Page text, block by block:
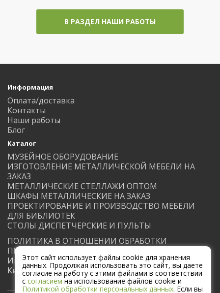
В РАЗДЕЛ НАШИ РАБОТЫ
Информация
Оплата/доставка
Контакты
Наши работы
Блог
Каталог
МУЗЕЙНОЕ ОБОРУДОВАНИЕ
ИЗГОТОВЛЕНИЕ МЕТАЛЛИЧЕСКОЙ МЕБЕЛИ НА
ЗАКАЗ
МЕТАЛЛИЧЕСКИЕ СТЕЛЛАЖИ ОПТОМ
ШКАФЫ МЕТАЛЛИЧЕСКИЕ НА ЗАКАЗ
ПРОЕКТИРОВАНИЕ И ПРОИЗВОДСТВО МЕБЕЛИ
ДЛЯ БИБЛИОТЕК
СТОЛЫ ДИСПЕТЧЕРСКИЕ И ПУЛЬТЫ
ПОЛИТИКА В ОТНОШЕНИИ ОБРАБОТКИ
ПЕРСОНАЛЬНЫХ ДАННЫХ
Индивидуальный предприниматель Вальконин
Кирилл Михайлович
Этот сайт использует файлы cookie для хранения
данных. Продолжая использовать это сайт, вы даете
согласие на работу с этими файлами в соответствии
с согласием на использование файлов cookie и
Политикой обработки персональных данных. Если вы